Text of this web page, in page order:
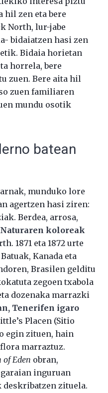
hil zen eta bere
North, lur-jabe
bidaiatzen hasi zen
Bidaia horietan
horrela, bere
zuen. Bere aita hil
zuen familiaren
mundu osotik
batean
munduko lore
agertzen hasi ziren:
Berdea, arrosa,
Naturaren koloreak
1871 eta 1872 urte
Kanada eta
Brasilen gelditu
zegoen txabola
dozenaka marrazki
Tenerifen igaro
Placen (Sitio
egin zituen, hain
marraztuz.
of Eden obran,
inguruan
zituela.